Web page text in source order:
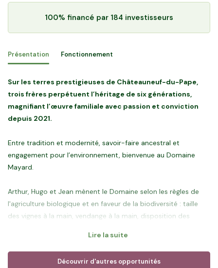
100% financé par 184 investisseurs
Présentation Fonctionnement
Sur les terres prestigieuses de Châteauneuf-du-Pape,
trois frères perpétuent l’héritage de six générations,
magnifiant l’œuvre familiale avec passion et conviction
depuis 2021.
Entre tradition et modernité, savoir-faire ancestral et
engagement pour l’environnement, bienvenue au Domaine
Mayard.
Arthur, Hugo et Jean mènent le Domaine selon les règles de
l'agriculture biologique et en faveur de la biodiversité : taille
des vignes à la main, vendange à la main, disposition des
d'arbres au sein des vignes. Ils partagent une approche
holistique en plaçant au coeur de leur priorité 3 points clés : la
santé des sols, la santé des vignes et la santé des humains.
Lire la suite
Découvrir d'autres opportunités